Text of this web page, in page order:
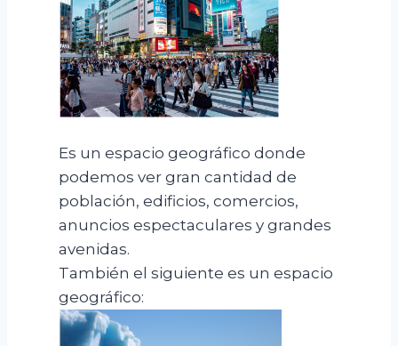
Es un espacio geográfico donde
podemos ver gran cantidad de
población, edificios, comercios,
anuncios espectaculares y grandes
avenidas.
También el siguiente es un espacio
geográfico: